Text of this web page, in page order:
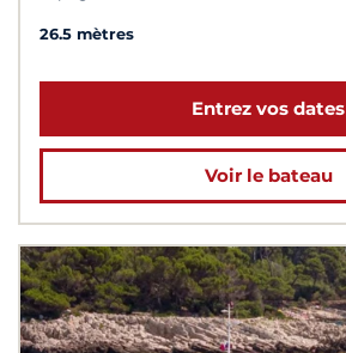
26.5 mètres
Entrez vos dates
Voir le bateau